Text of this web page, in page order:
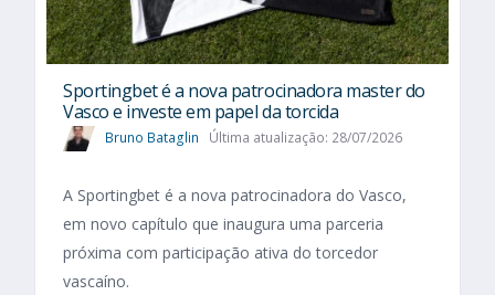
Sportingbet é a nova patrocinadora master do
Vasco e investe em papel da torcida
Bruno Bataglin Última atualização: 28/07/2026
A Sportingbet é a nova patrocinadora do Vasco,
em novo capítulo que inaugura uma parceria
próxima com participação ativa do torcedor
vascaíno.